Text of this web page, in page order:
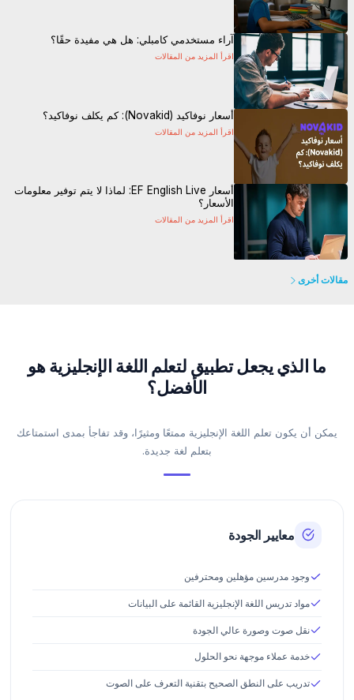
آراء مستخدمي كامبلي: هل هي مفيدة حقًا؟
اقرأ المزيد من المقالات
أسعار نوفاكيد (Novakid): كم يكلف نوفاكيد؟
اقرأ المزيد من المقالات
أسعار EF English Live: لماذا لا يتم توفير معلومات
الأسعار؟
اقرأ المزيد من المقالات
مقالات أخرى
ما الذي يجعل تطبيق لتعلم اللغة الإنجليزية هو
الأفضل؟
يمكن أن يكون تعلم اللغة الإنجليزية ممتعًا ومثيرًا، وقد تفاجأ بمدى استمتاعك
بتعلم لغة جديدة.
معايير الجودة
وجود مدرسين مؤهلين ومحترفين
مواد تدريس اللغة الإنجليزية القائمة على البيانات
نقل صوت وصورة عالي الجودة
خدمة عملاء موجهة نحو الحلول
تدريب على النطق الصحيح بتقنية التعرف على الصوت